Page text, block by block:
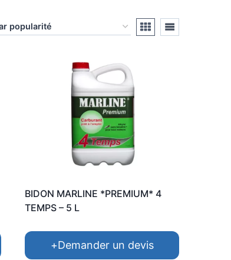
BIDON MARLINE *PREMIUM* 4
TEMPS – 5 L
+Demander un devis